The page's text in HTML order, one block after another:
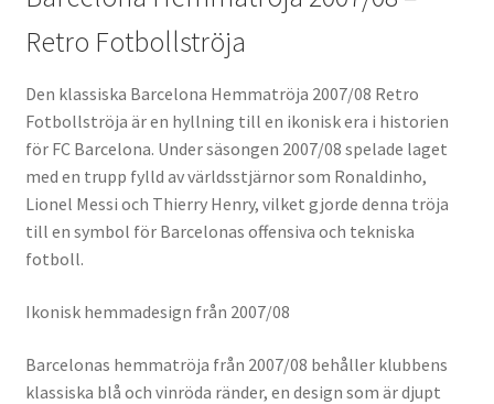
Retro Fotbollströja
Den klassiska Barcelona Hemmatröja 2007/08 Retro
Fotbollströja är en hyllning till en ikonisk era i historien
för FC Barcelona. Under säsongen 2007/08 spelade laget
med en trupp fylld av världsstjärnor som Ronaldinho,
Lionel Messi och Thierry Henry, vilket gjorde denna tröja
till en symbol för Barcelonas offensiva och tekniska
fotboll.
Ikonisk hemmadesign från 2007/08
Barcelonas hemmatröja från 2007/08 behåller klubbens
klassiska blå och vinröda ränder, en design som är djupt